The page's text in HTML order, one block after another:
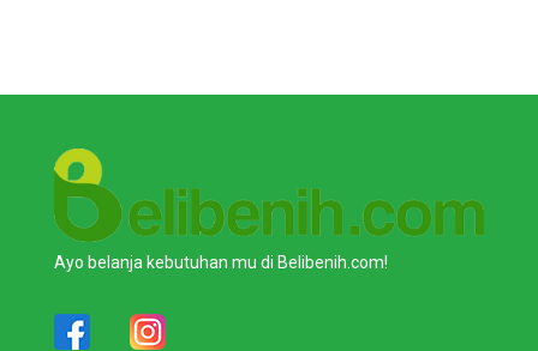
Ayo belanja kebutuhan mu di Belibenih.com!